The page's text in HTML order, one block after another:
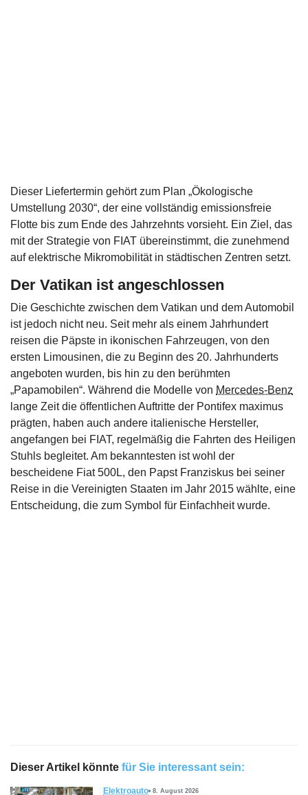
Dieser Liefertermin gehört zum Plan „Ökologische
Umstellung 2030“, der eine vollständig emissionsfreie
Flotte bis zum Ende des Jahrzehnts vorsieht. Ein Ziel, das
mit der Strategie von FIAT übereinstimmt, die zunehmend
auf elektrische Mikromobilität in städtischen Zentren setzt.
Der Vatikan ist angeschlossen
Die Geschichte zwischen dem Vatikan und dem Automobil
ist jedoch nicht neu. Seit mehr als einem Jahrhundert
reisen die Päpste in ikonischen Fahrzeugen, von den
ersten Limousinen, die zu Beginn des 20. Jahrhunderts
angeboten wurden, bis hin zu den berühmten
„Papamobilen“. Während die Modelle von Mercedes-Benz
lange Zeit die öffentlichen Auftritte der Pontifex maximus
prägten, haben auch andere italienische Hersteller,
angefangen bei FIAT, regelmäßig die Fahrten des Heiligen
Stuhls begleitet. Am bekanntesten ist wohl der
bescheidene Fiat 500L, den Papst Franziskus bei seiner
Reise in die Vereinigten Staaten im Jahr 2015 wählte, eine
Entscheidung, die zum Symbol für Einfachheit wurde.
Dieser Artikel könnte für Sie interessant sein:
Elektroauto 8. August 2026